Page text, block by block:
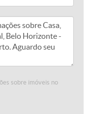
sobre imóveis no